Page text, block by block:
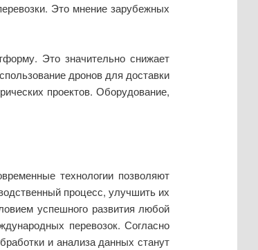
Это мнение зарубежных
Это значительно снижает
дронов для доставки
проектов. Оборудование,
технологии позволяют
процесс, улучшить их
успешного развития любой
перевозок. Согласно
и анализа данных станут